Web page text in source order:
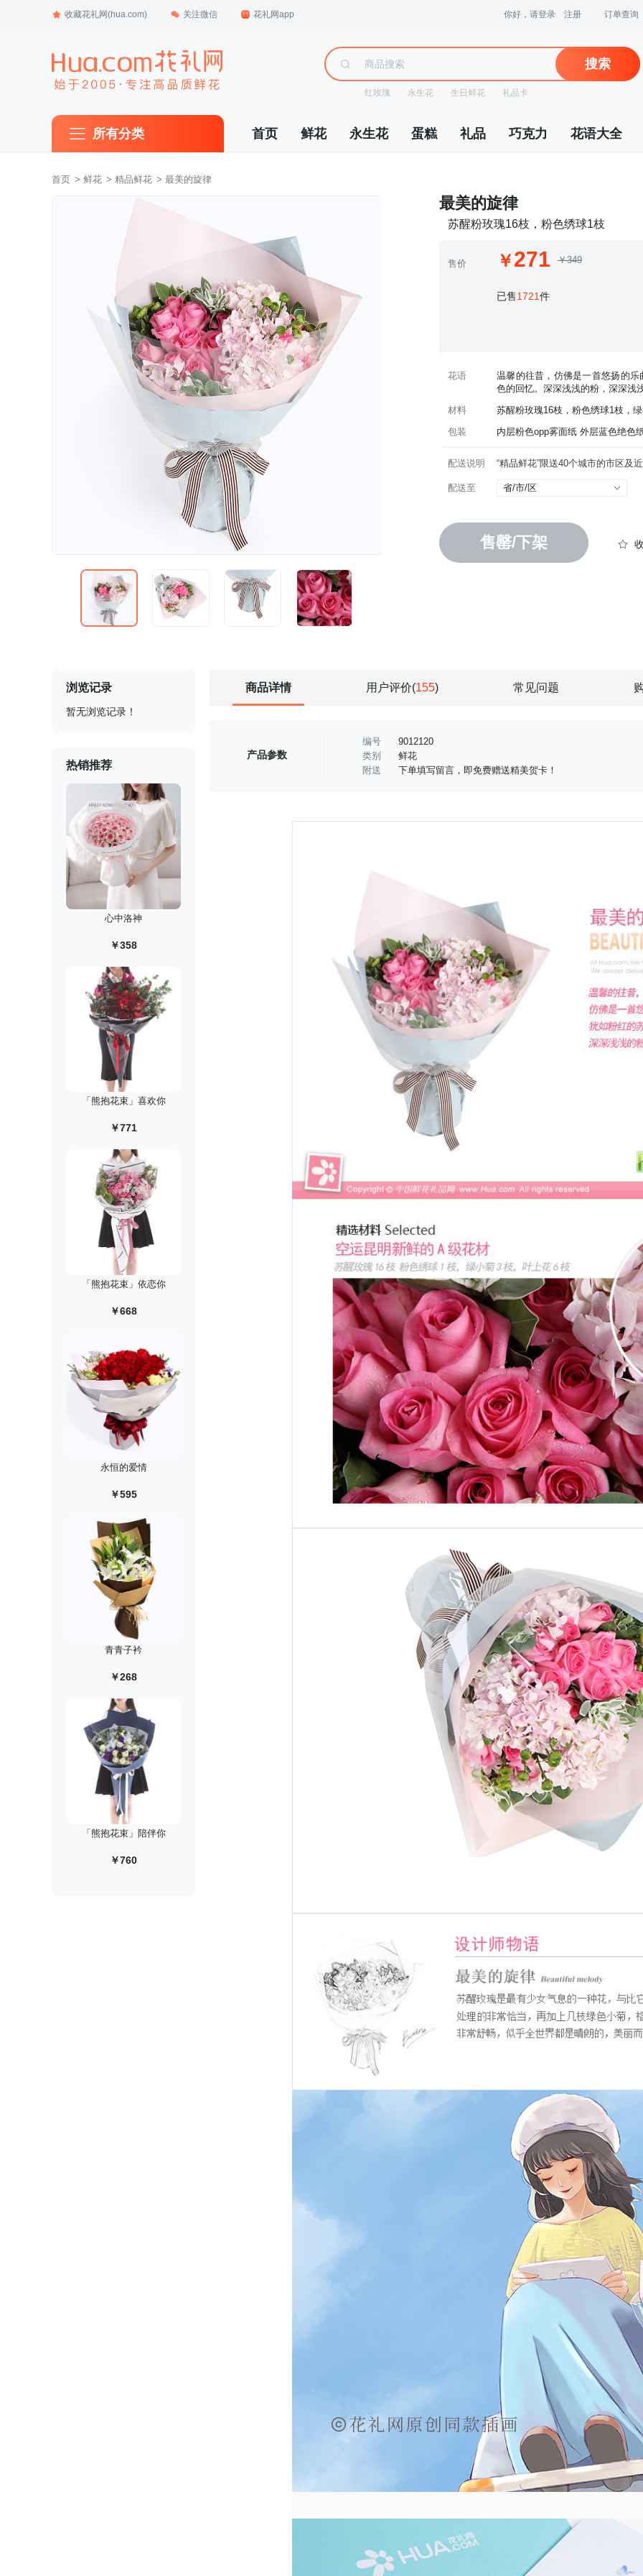
收藏花礼网(hua.com) 关注微信 花礼网app 你好，请登录 注册 订单查询
搜索
红玫瑰 永生花 生日鲜花 礼品卡
所有分类 首页 鲜花 永生花 蛋糕 礼品 巧克力 花语大全
首页 > 鲜花 > 精品鲜花 > 最美的旋律
最美的旋律
苏醒粉玫瑰16枝，粉色绣球1枝
售价 271 ￥349
已售1721件
花语
温馨的往昔，仿佛是一首悠扬的
色的回忆。深深浅浅的粉，深深浅
材料
苏醒粉玫瑰16枝，粉色绣球1枝，
包装
内层粉色opp雾面纸 外层蓝色绝色
配送说明
配送至 省/市/区
售罄/下架
浏览记录
暂无浏览记录！
热销推荐
心中洛神
￥358
「熊抱花束」喜欢你
￥771
「熊抱花束」依恋你
￥668
永恒的爱情
￥595
青青子衿
￥268
「熊抱花束」陪伴你
￥760
商品详情 用户评价(155) 常见问题
产品参数
编号
9012120
类别
鲜花
附送
下单填写留言，即免费赠送精美贺卡！